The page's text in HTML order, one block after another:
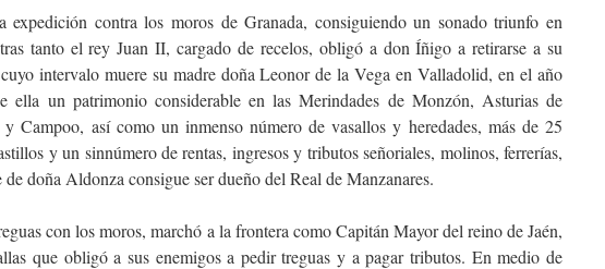
expedición contra los moros de Granada, consiguiendo un sonado triunfo en
tanto el rey Juan II, cargado de recelos, obligó a don Íñigo a retirarse a su
intervalo muere su madre doña Leonor de la Vega en Valladolid, en el año
ella un patrimonio considerable en las Merindades de Monzón, Asturias de
Campoo, así como un inmenso número de vasallos y heredades, más de 25
y un sinnúmero de rentas, ingresos y tributos señoriales, molinos, ferrerías,
de doña Aldonza consigue ser dueño del Real de Manzanares.
con los moros, marchó a la frontera como Capitán Mayor del reino de Jaén,
que obligó a sus enemigos a pedir treguas y a pagar tributos. En medio de